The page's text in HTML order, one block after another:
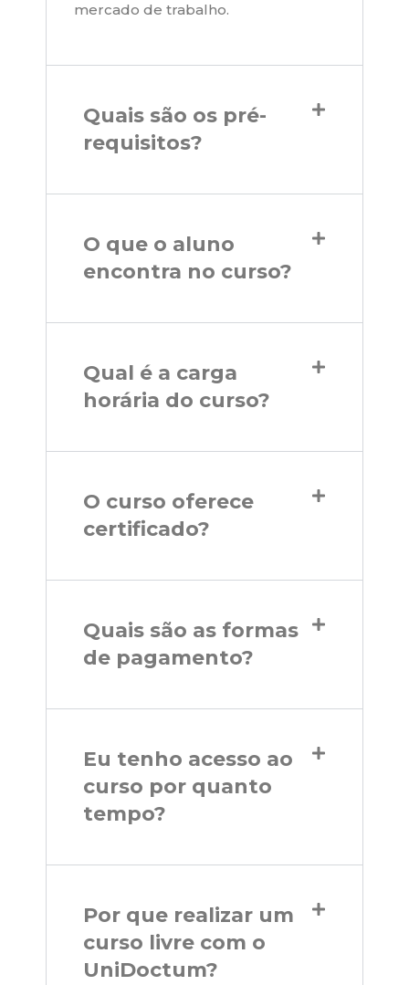
mercado de trabalho.
Quais são os pré-
requisitos?
O que o aluno
encontra no curso?
Qual é a carga
horária do curso?
O curso oferece
certificado?
Quais são as formas
de pagamento?
Eu tenho acesso ao
curso por quanto
tempo?
Por que realizar um
curso livre com o
UniDoctum?